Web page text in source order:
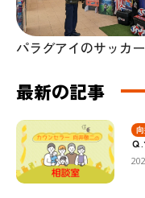
パラグアイのサッカ
最新の記事
Ｑ